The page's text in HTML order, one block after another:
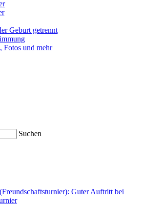
Geburt getrennt
Fotos und mehr
Suchen
Guter Auftritt bei